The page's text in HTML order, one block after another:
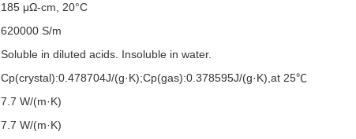
185 μΩ-cm, 20°C
620000 S/m
Soluble in diluted acids. Insoluble in water.
Cp(crystal):0.478704J/(g·K);Cp(gas):0.378595J/(g·K),at 25℃
7.7 W/(m·K)
7.7 W/(m·K)